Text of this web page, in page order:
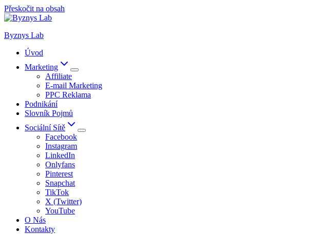
Přeskočit na obsah
Byznys Lab
Úvod
Marketing
Affiliate
E-mail Marketing
PPC Reklama
Podnikání
Slovník Pojmů
Sociální Sítě
Facebook
Instagram
LinkedIn
Onlyfans
Pinterest
Snapchat
TikTok
X (Twitter)
YouTube
O Nás
Kontakty